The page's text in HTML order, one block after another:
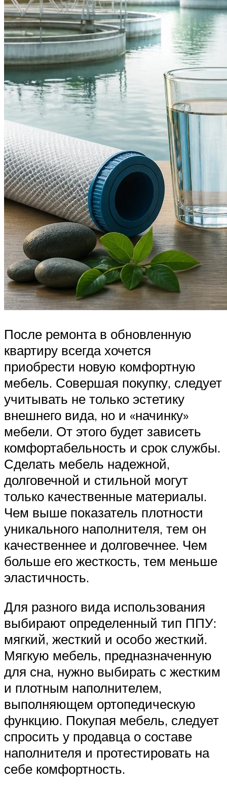
После ремонта в обновленную
квартиру всегда хочется
приобрести новую комфортную
мебель. Совершая покупку, следует
учитывать не только эстетику
внешнего вида, но и «начинку»
мебели. От этого будет зависеть
комфортабельность и срок службы.
Сделать мебель надежной,
долговечной и стильной могут
только качественные материалы.
Чем выше показатель плотности
уникального наполнителя, тем он
качественнее и долговечнее. Чем
больше его жесткость, тем меньше
эластичность.
Для разного вида использования
выбирают определенный тип ППУ:
мягкий, жесткий и особо жесткий.
Мягкую мебель, предназначенную
для сна, нужно выбирать с жестким
и плотным наполнителем,
выполняющем ортопедическую
функцию. Покупая мебель, следует
спросить у продавца о составе
наполнителя и протестировать на
себе комфортность.